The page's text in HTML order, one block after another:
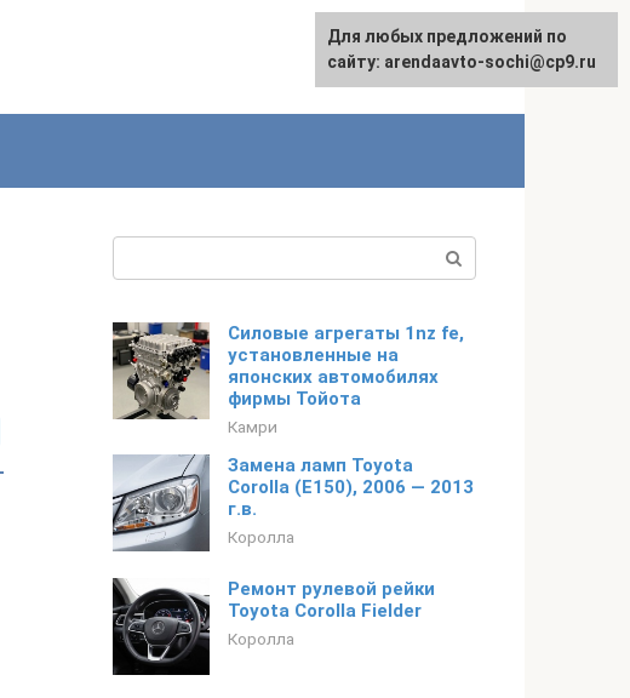
English
Силовые агрегаты 1nz fe,
установленные на
японских автомобилях
фирмы Тойота
Камри
Замена ламп Toyota
Corolla (Е150), 2006 — 2013
г.в.
Королла
Ремонт рулевой рейки
Toyota Corolla Fielder
Королла
Для любых предложений по
сайту: arendaavto-sochi@cp9.ru